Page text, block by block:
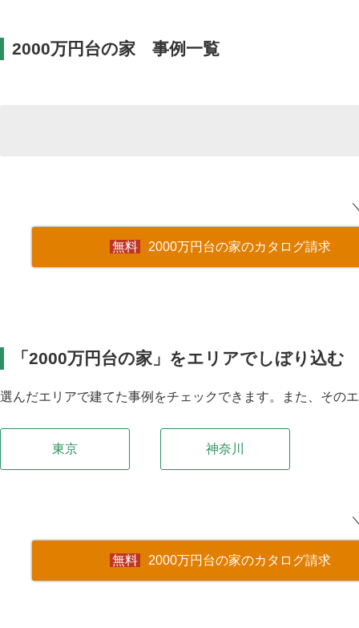
2000万円台の家 事例一覧
2000万円台の家のカタログ請求
「2000万円台の家」をエリアでしぼり込む
選んだエリアで建てた事例をチェックできます。また、その
東京 神奈川
2000万円台の家のカタログ請求